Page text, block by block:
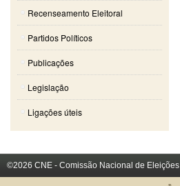
Recenseamento Eleitoral
Partidos Políticos
Publicações
Legislação
Ligações úteis
©2026 CNE - Comissão Nacional de Eleições